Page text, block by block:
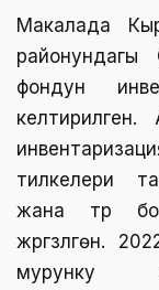
Макалада
фондун
келтирилген.
тилкелери
жана түрү
жүргүзүлгөн.
мурунку